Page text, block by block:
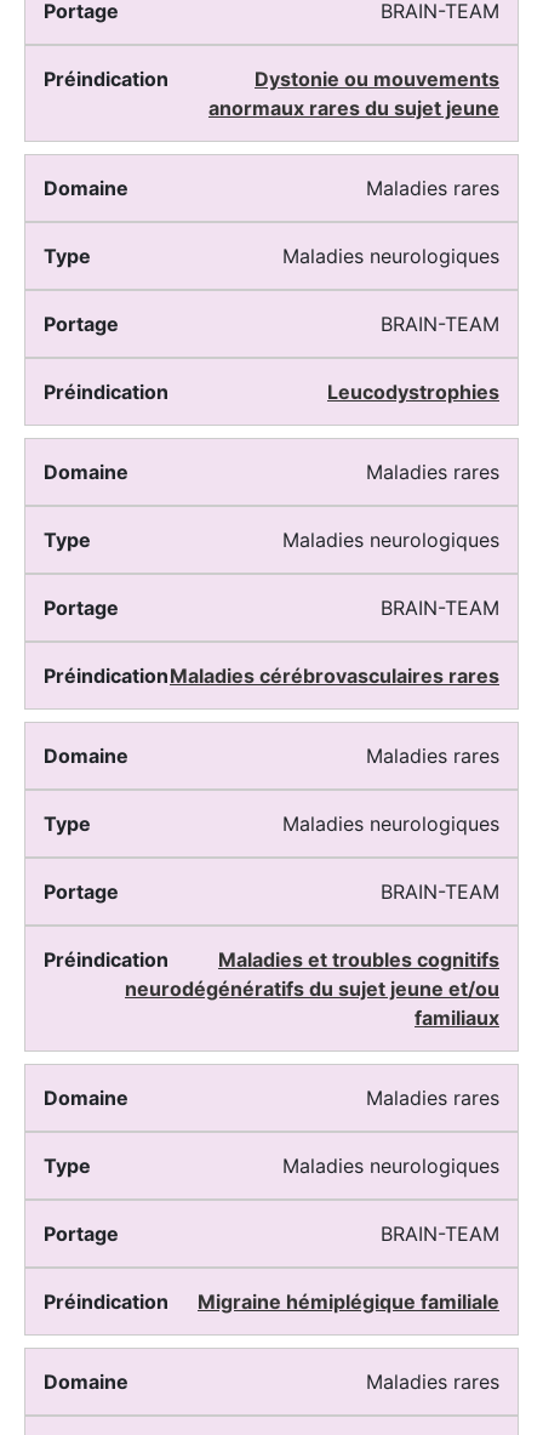
BRAIN-TEAM
Dystonie ou mouvements
anormaux rares du sujet jeune
Maladies rares
Maladies neurologiques
BRAIN-TEAM
Leucodystrophies
Maladies rares
Maladies neurologiques
BRAIN-TEAM
Maladies cérébrovasculaires rares
Maladies rares
Maladies neurologiques
BRAIN-TEAM
Maladies et troubles cognitifs
neurodégénératifs du sujet jeune et/ou
familiaux
Maladies rares
Maladies neurologiques
BRAIN-TEAM
Migraine hémiplégique familiale
Maladies rares